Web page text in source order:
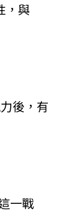
，與
後，有
一戰